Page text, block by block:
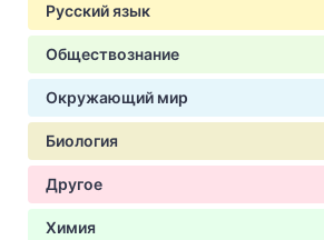
Русский язык
Обществознание
Окружающий мир
Биология
Другое
Химия